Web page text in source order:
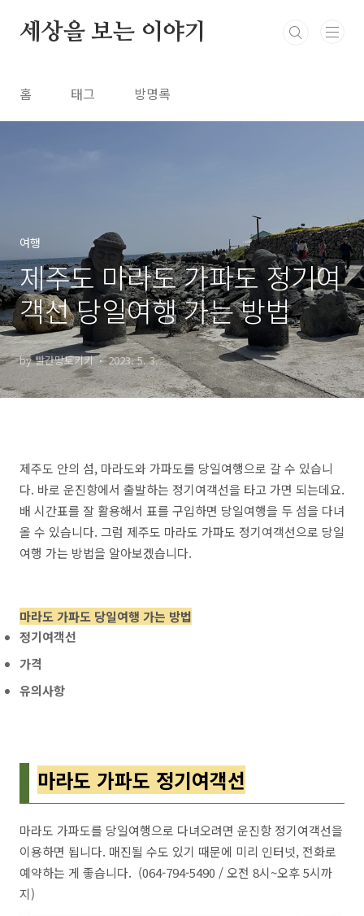
세상을 보는 이야기
홈 태그 방명록
여행
제주도 마라도 가파도 정기여
객선 당일여행 가는 방법
by 빨간망토키키 2023. 5. 3.
제주도 안의 섬, 마라도와 가파도를 당일여행으로 갈 수 있습니
다. 바로 운진항에서 출발하는 정기여객선을 타고 가면 되는데요.
배 시간표를 잘 활용해서 표를 구입하면 당일여행을 두 섬을 다녀
올 수 있습니다. 그럼 제주도 마라도 가파도 정기여객선으로 당일
여행 가는 방법을 알아보겠습니다.
마라도 가파도 당일여행 가는 방법
정기여객선
가격
유의사항
마라도 가파도 정기여객선
마라도 가파도를 당일여행으로 다녀오려면 운진항 정기여객선을
이용하면 됩니다. 매진될 수도 있기 때문에 미리 인터넷, 전화로
예약하는 게 좋습니다. (064-794-5490 / 오전 8시~오후 5시까
지)